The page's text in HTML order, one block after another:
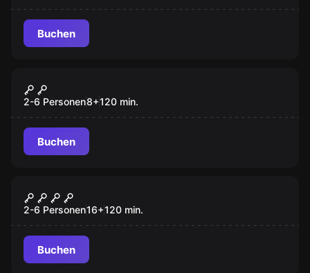
Buchen
Magische Verfolgung
2-6 Personen8+120 min.
Buchen
Blutiges Geheimnis
2-6 Personen16+120 min.
Buchen